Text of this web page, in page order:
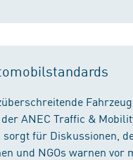
ANEC Traffic &
für Diskussionen,
und NGOs warnen